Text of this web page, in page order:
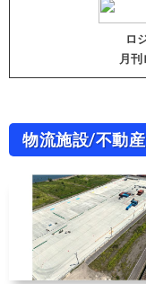
ロ
月
物流施設/不動産